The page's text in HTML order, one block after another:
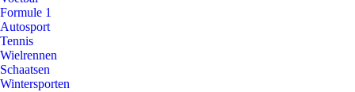
Formule 1
Autosport
Tennis
Wielrennen
Schaatsen
Wintersporten